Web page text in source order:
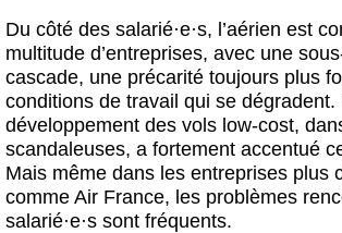
Du côté des salarié·e·s, l’aérien est
multitude d’entreprises, avec une
cascade, une précarité toujours plus
conditions de travail qui se dégradent.
développement des vols low-cost,
scandaleuses, a fortement accentué
Mais même dans les entreprises plus
comme Air France, les problèmes
salarié·e·s sont fréquents.